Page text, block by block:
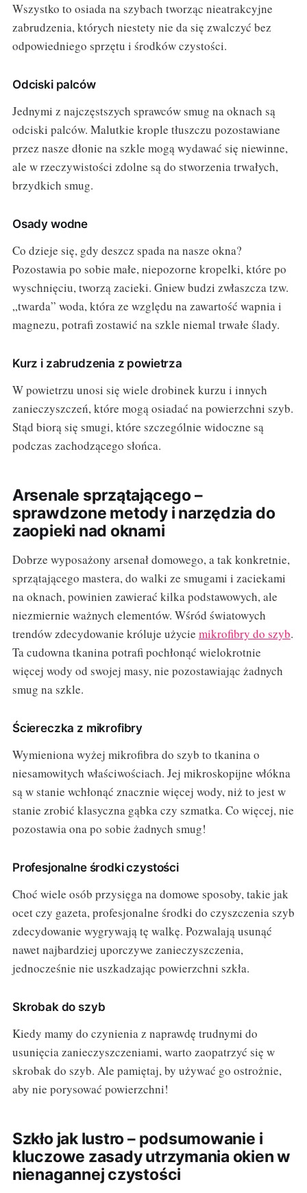
Wszystko to osiada na szybach tworząc nieatrakcyjne
zabrudzenia, których niestety nie da się zwalczyć bez
odpowiedniego sprzętu i środków czystości.
Odciski palców
Jednymi z najczęstszych sprawców smug na oknach są
odciski palców. Malutkie krople tłuszczu pozostawiane
przez nasze dłonie na szkle mogą wydawać się niewinne,
ale w rzeczywistości zdolne są do stworzenia trwałych,
brzydkich smug.
Osady wodne
Co dzieje się, gdy deszcz spada na nasze okna?
Pozostawia po sobie małe, niepozorne kropelki, które po
wyschnięciu, tworzą zacieki. Gniew budzi zwłaszcza tzw.
„twarda” woda, która ze względu na zawartość wapnia i
magnezu, potrafi zostawić na szkle niemal trwałe ślady.
Kurz i zabrudzenia z powietrza
W powietrzu unosi się wiele drobinek kurzu i innych
zanieczyszczeń, które mogą osiadać na powierzchni szyb.
Stąd biorą się smugi, które szczególnie widoczne są
podczas zachodzącego słońca.
Arsenale sprzątającego –
sprawdzone metody i narzędzia do
zaopieki nad oknami
Dobrze wyposażony arsenał domowego, a tak konkretnie,
sprzątającego mastera, do walki ze smugami i zaciekami
na oknach, powinien zawierać kilka podstawowych, ale
niezmiernie ważnych elementów. Wśród światowych
trendów zdecydowanie króluje użycie mikrofibry do szyb.
Ta cudowna tkanina potrafi pochłonąć wielokrotnie
więcej wody od swojej masy, nie pozostawiając żadnych
smug na szkle.
Ściereczka z mikrofibry
Wymieniona wyżej mikrofibra do szyb to tkanina o
niesamowitych właściwościach. Jej mikroskopijne włókna
są w stanie wchłonąć znacznie więcej wody, niż to jest w
stanie zrobić klasyczna gąbka czy szmatka. Co więcej, nie
pozostawia ona po sobie żadnych smug!
Profesjonalne środki czystości
Choć wiele osób przysięga na domowe sposoby, takie jak
ocet czy gazeta, profesjonalne środki do czyszczenia szyb
zdecydowanie wygrywają tę walkę. Pozwalają usunąć
nawet najbardziej uporczywe zanieczyszczenia,
jednocześnie nie uszkadzając powierzchni szkła.
Skrobak do szyb
Kiedy mamy do czynienia z naprawdę trudnymi do
usunięcia zanieczyszczeniami, warto zaopatrzyć się w
skrobak do szyb. Ale pamiętaj, by używać go ostrożnie,
aby nie porysować powierzchni!
Szkło jak lustro – podsumowanie i
kluczowe zasady utrzymania okien w
nienagannej czystości